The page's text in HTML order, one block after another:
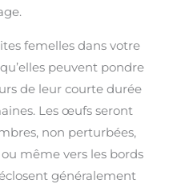
femelles dans votre
peuvent pondre
de leur courte durée
Les œufs seront
non perturbées,
même vers les bords
généralement